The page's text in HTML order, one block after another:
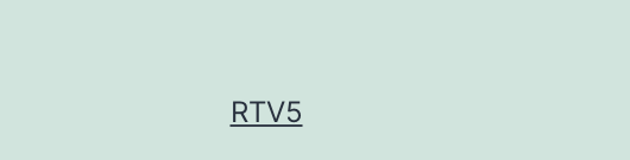
RTV5